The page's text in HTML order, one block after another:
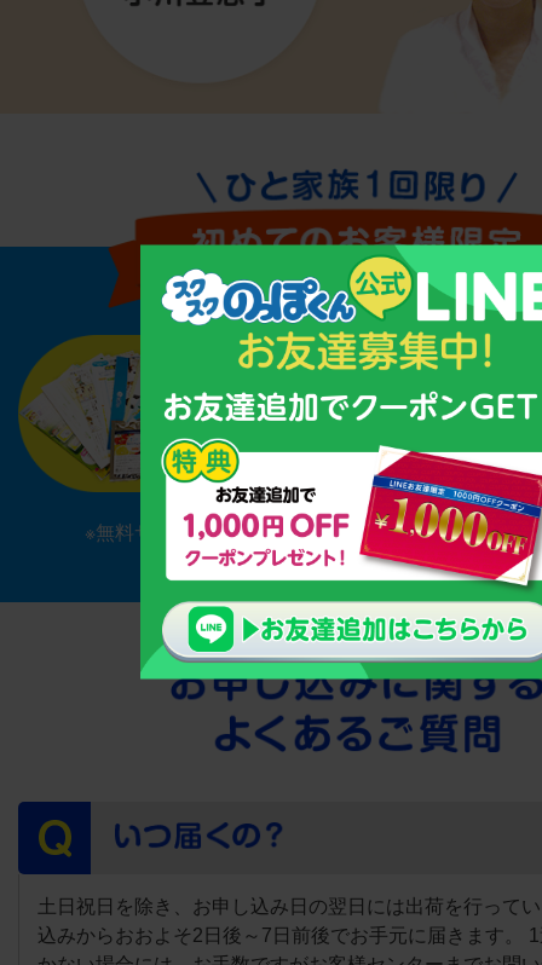
※無料サンプルセットは合計4種類のお味お付けして
土日祝日を除き、お申し込み日の翌日には出荷を行って
込みからおおよそ2日後～7日前後でお手元に届きます。